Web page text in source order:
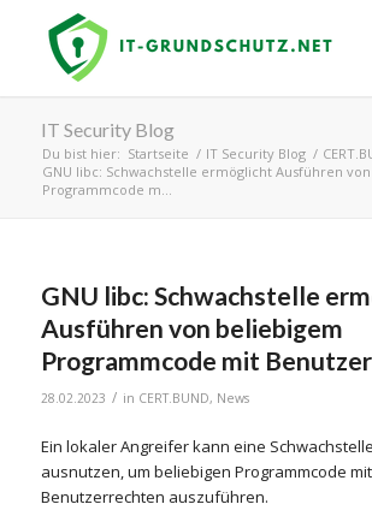
IT Security Blog
Du bist hier: Startseite / IT Security Blog /
GNU libc: Schwachstelle ermöglicht Ausführen
Programmcode m...
GNU libc: Schwachstelle
Ausführen von beliebigem
Programmcode mit
28.02.2023 / in CERT.BUND, News
Ein lokaler Angreifer kann eine
ausnutzen, um beliebigen Programmcode mit
Benutzerrechten auszuführen.